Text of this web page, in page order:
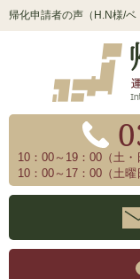
帰化申請者の声（H.N様/ベ
10：00～19：00（土・
10：00～17：00（土曜